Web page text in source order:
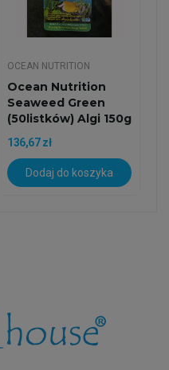
OCEAN NUTRITION
Ocean Nutrition
Seaweed Green
(50listków) Algi 150g
136,67 zł
Dodaj do koszyka